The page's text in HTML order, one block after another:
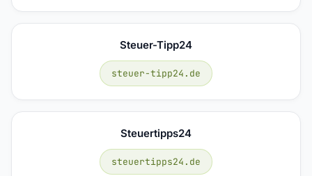
Steuer-Tipp24
steuer-tipp24.de
Steuertipps24
steuertipps24.de